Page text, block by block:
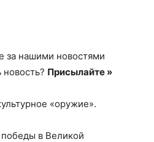
за нашими новостями
Присылайте »
«оружие».
в Великой